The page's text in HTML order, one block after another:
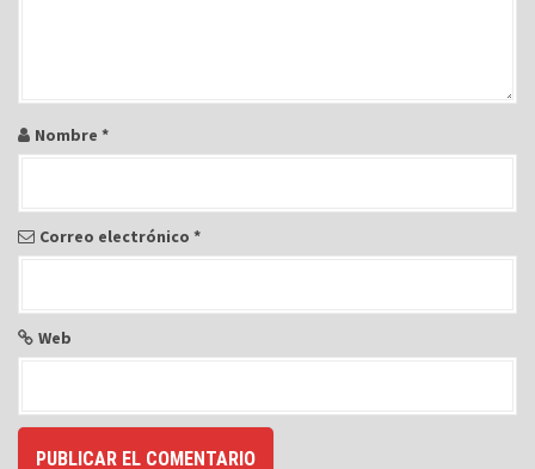
d
a Nombre *
Correo electrónico *
Web